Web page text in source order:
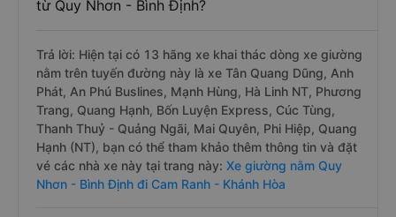
từ Quy Nhơn - Bình Định?
Trả lời: Hiện tại có 13 hãng xe khai thác dòng xe giường
nằm trên tuyến đường này là xe Tân Quang Dũng, Anh
Phát, An Phú Buslines, Mạnh Hùng, Hà Linh NT, Phương
Trang, Quang Hạnh, Bốn Luyện Express, Cúc Tùng,
Thanh Thuỷ - Quảng Ngãi, Mai Quyên, Phi Hiệp, Quang
Hạnh (NT), bạn có thể tham khảo thêm thông tin và đặt
vé các nhà xe này tại trang này: Xe giường nằm Quy
Nhơn - Bình Định đi Cam Ranh - Khánh Hòa